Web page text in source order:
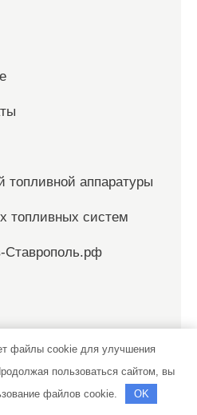
топливной аппаратуры
топливных систем
Ставрополь.рф
файлы cookie для улучшения
пользоваться сайтом, вы
файлов cookie.
OK